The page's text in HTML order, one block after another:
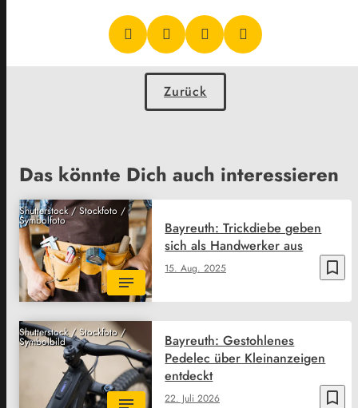
Zurück
Das könnte Dich auch interessieren
Shutterstock / Stockfoto /
Symbolfoto
bookmark_border
15. Aug. 2025
Bayreuth: Trickdiebe geben
sich als Handwerker aus
Shutterstock / Stockfoto /
Symbolbild
bookmark_border
22. Juli 2026
Bayreuth: Gestohlenes
Pedelec über Kleinanzeigen
entdeckt